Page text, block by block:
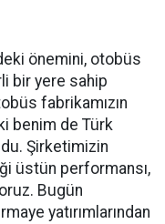
önemini, otobüs
bir yere sahip
fabrikamızın
benim de Türk
Şirketimizin
üstün performansı,
Bugün
yatırımlarından